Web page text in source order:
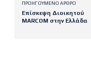
ΠΡΟΗΓΟΎΜΕΝΟ ΆΡΘΡΟ
Επίσκεψη Διοικητού
MARCOM στην Ελλάδα